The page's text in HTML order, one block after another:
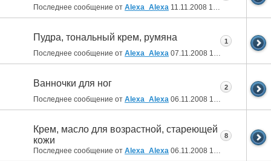
Последнее сообщение от Alexa_Alexa 11.11.2008 15:56
Пудра, тональный крем, румяна
Последнее сообщение от Alexa_Alexa 07.11.2008 14:37
1
Ванночки для ног
Последнее сообщение от Alexa_Alexa 06.11.2008 19:43
2
Крем, масло для возрастной, стареющей
кожи
Последнее сообщение от Alexa_Alexa 06.11.2008 19:38
8